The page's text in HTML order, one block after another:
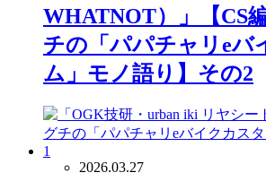
WHATNOT）」【CS
チの「パパチャリeバ
ム」モノ語り】その2
2026.03.27